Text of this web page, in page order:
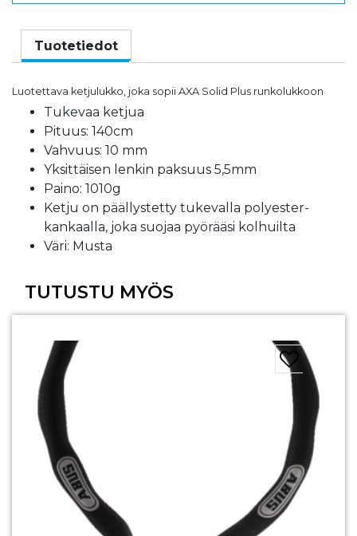
Tuotetiedot
Luotettava ketjulukko, joka sopii AXA Solid Plus runkolukkoon
Tukevaa ketjua
Pituus: 140cm
Vahvuus: 10 mm
Yksittäisen lenkin paksuus 5,5mm
Paino: 1010g
Ketju on päällystetty tukevalla polyester-
kankaalla, joka suojaa pyörääsi kolhuilta
Väri: Musta
TUTUSTU MYÖS